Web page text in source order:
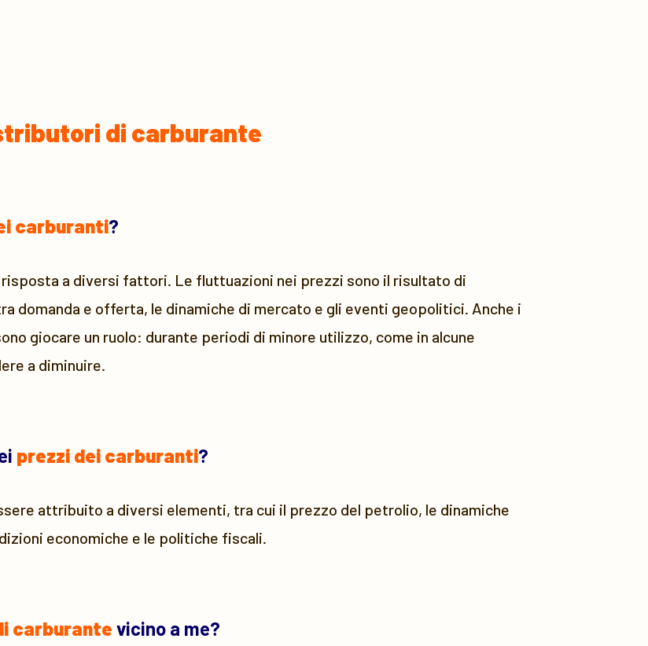
di carburante
carburanti?
risposta a diversi fattori. Le fluttuazioni nei prezzi sono il risultato di
domanda e offerta, le dinamiche di mercato e gli eventi geopolitici. Anche i
giocare un ruolo: durante periodi di minore utilizzo, come in alcune
a diminuire.
prezzi dei carburanti?
attribuito a diversi elementi, tra cui il prezzo del petrolio, le dinamiche
economiche e le politiche fiscali.
carburante vicino a me?